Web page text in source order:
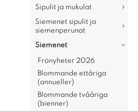
Sipulit ja mukulat
Siemenet sipulit ja
siemenperunat
Siemenet
Frönyheter 2026
Blommande ettåriga
(annueller)
Blommande tvååriga
(bienner)